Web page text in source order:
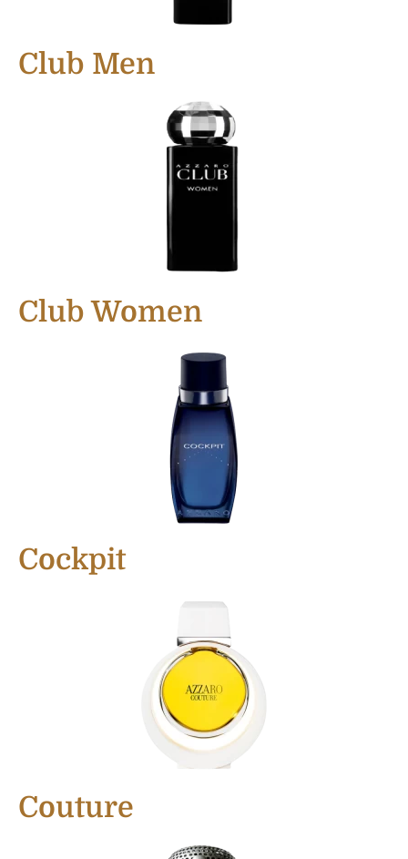
Club Men
Club Women
Cockpit
Couture